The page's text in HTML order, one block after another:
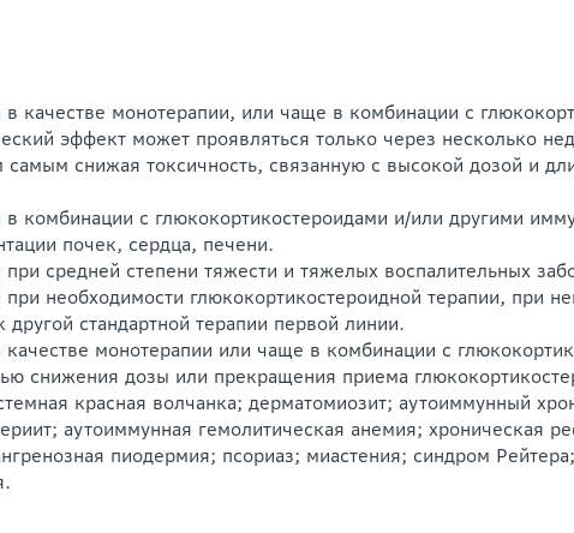
качестве монотерапии, или чаще в комбинации с
эффект может проявляться только через несколько
снижая токсичность, связанную с высокой дозой и
комбинации с глюкокортикостероидами и/или другими
почек, сердца, печени.
средней степени тяжести и тяжелых воспалительных
необходимости глюкокортикостероидной терапии, при
стандартной терапии первой линии.
монотерапии или чаще в комбинации с
снижения дозы или прекращения приема
красная волчанка; дерматомиозит; аутоиммунный
аутоиммунная гемолитическая анемия; хроническая
пиодермия; псориаз; миастения; синдром